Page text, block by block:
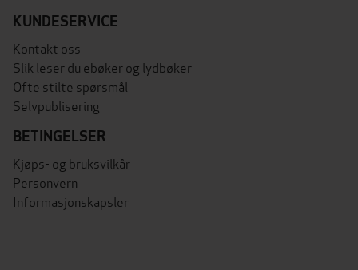
KUNDESERVICE
Kontakt oss
Slik leser du ebøker og lydbøker
Ofte stilte spørsmål
Selvpublisering
BETINGELSER
Kjøps- og bruksvilkår
Personvern
Informasjonskapsler